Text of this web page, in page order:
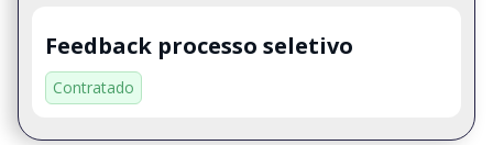
Feedback processo seletivo
Contratado